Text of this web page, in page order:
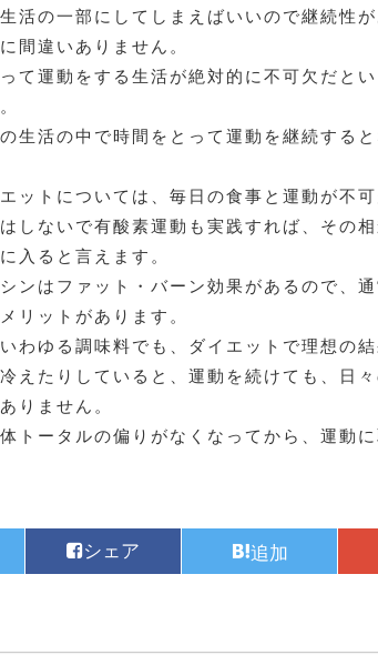
活の一部にしてしまえばいいので継続性
間違いありません。
て運動をする生活が絶対的に不可欠だと
生活の中で時間をとって運動を継続する
ットについては、毎日の食事と運動が不可
しないで有酸素運動も実践すれば、その
入ると言えます。
ンはファット・バーン効果があるので、
リットがあります。
わゆる調味料でも、ダイエットで理想の結
えたりしていると、運動を続けても、日
りません。
トータルの偏りがなくなってから、運動に